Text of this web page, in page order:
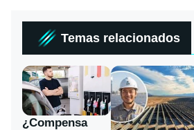
Temas relacionados
¿Compensa